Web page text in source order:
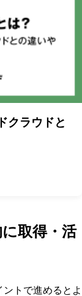
クラウドと
取得・活
トで進めるとよ